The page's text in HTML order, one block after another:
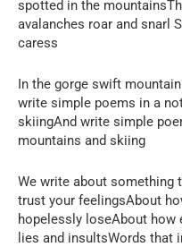
spotted in the
avalanches roar and snarl
caress
In the gorge swift
write simple poems in a
skiingAnd write simple
mountains and skiing
We write about something
trust your feelingsAbout
hopelessly loseAbout how
lies and insultsWords that